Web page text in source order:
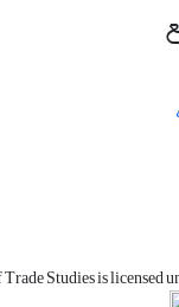
Studies is licensed